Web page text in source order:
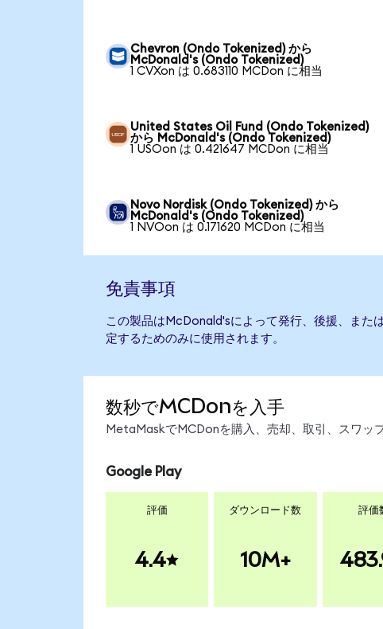
Chevron (Ondo Tokenized) から
McDonald's (Ondo Tokenized)
1 CVXon は 0.683110 MCDon に相当
United States Oil Fund (Ondo Tokenized)
から McDonald's (Ondo Tokenized)
1 USOon は 0.421647 MCDon に相当
Novo Nordisk (Ondo Tokenized) から
McDonald's (Ondo Tokenized)
1 NVOon は 0.171620 MCDon に相当
免責事項
この製品はMcDonald'sによって発行、後援、また
定するためのみに使用されます。
数秒でMCDonを入手
MetaMaskでMCDonを購入、売却、取引、スワッ
Google Play
評価
4.4
ダウンロード数
10M+
評価